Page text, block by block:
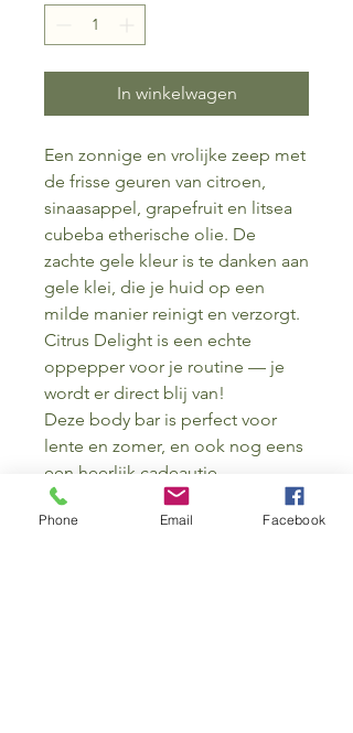
In winkelwagen
Een zonnige en vrolijke zeep met
de frisse geuren van citroen,
sinaasappel, grapefruit en litsea
cubeba etherische olie. De
zachte gele kleur is te danken aan
gele klei, die je huid op een
milde manier reinigt en verzorgt.
Citrus Delight is een echte
oppepper voor je routine — je
wordt er direct blij van!
Deze body bar is perfect voor
lente en zomer, en ook nog eens
een heerlijk cadeautje.
Let op: limited edition voor de
Phone Email Facebook